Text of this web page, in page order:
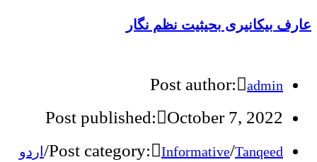
عارف بیکانیری بحیثیت نظم نگار
Post author: admin
Post published:
October 7, 2022
Post category:
Informative/Tanqeed
/ اردو